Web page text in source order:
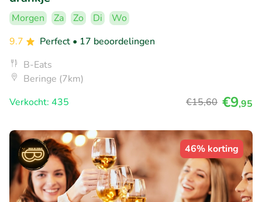
Morgen Za Zo Di
Wo
9.7
Perfect • 17 beoordelingen
B-Eats
Beringe (7km)
Verkocht: 435
€15,60 €9,95
46% korting